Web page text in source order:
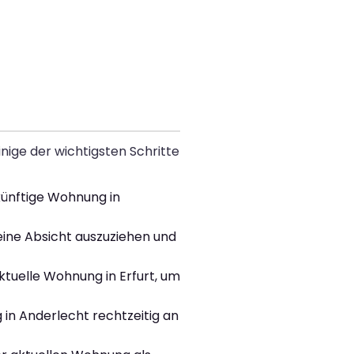
der wichtigsten Schritte
Wohnung in
Absicht auszuziehen und
Wohnung in Erfurt, um
in Anderlecht rechtzeitig an